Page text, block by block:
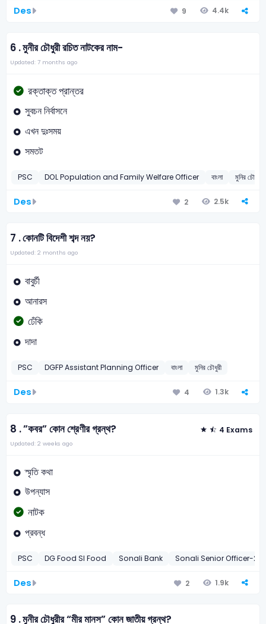
Des 9 4.4k
6 .মুনীর চৌধুরী রচিত নাটকের নাম-
Updated: 7 months ago
রক্তাক্ত প্রান্তর
সুবচন নির্বাসনে
এখন দুঃসময়
সমতট
PSC DOL Population and Family Welfare Officer বাংলা মুনির চৌধুরী
Des 2 2.5k
7 .কোনটি বিদেশী শব্দ নয়?
Updated: 2 months ago
বাবুর্চী
আনারস
ঢেঁকি
দাদা
PSC DGFP Assistant Planning Officer বাংলা মুনির চৌধুরী
Des 4 1.3k
8 .”কবর” কোন শ্রেণীর গ্রন্থ? 4 Exams
Updated: 2 weeks ago
স্মৃতি কথা
উপন্যাস
নাটক
প্রবন্ধ
PSC DG Food SI Food Sonali Bank Sonali Senior Officer-
Des 2 1.9k
9 .মুনীর চৌধুরীর “মীর মানস” কোন জাতীয় গ্রন্থ?